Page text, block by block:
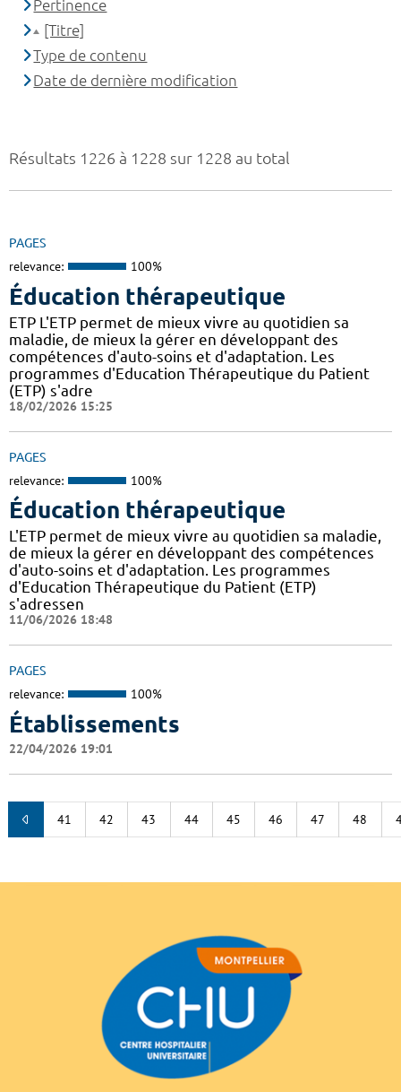
Résultats 1226 à 1228 sur 1228 au total
PAGES
relevance: 100%
Éducation thérapeutique
ETP L'ETP permet de mieux vivre au quotidien sa
maladie, de mieux la gérer en développant des
compétences d'auto-soins et d'adaptation. Les
programmes d'Education Thérapeutique du Patient
(ETP) s'adre
18/02/2026 15:25
PAGES
relevance: 100%
Éducation thérapeutique
L'ETP permet de mieux vivre au quotidien sa maladie,
de mieux la gérer en développant des compétences
d'auto-soins et d'adaptation. Les programmes
d'Education Thérapeutique du Patient (ETP)
s'adressen
11/06/2026 18:48
PAGES
relevance: 100%
Établissements
22/04/2026 19:01
41 42 43 44 45 46 47 48
Pertinence
[Titre]
Type de contenu
Date de dernière modification